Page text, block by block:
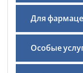
Для
Особые